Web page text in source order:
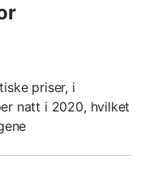
priser, i
natt i 2020, hvilket